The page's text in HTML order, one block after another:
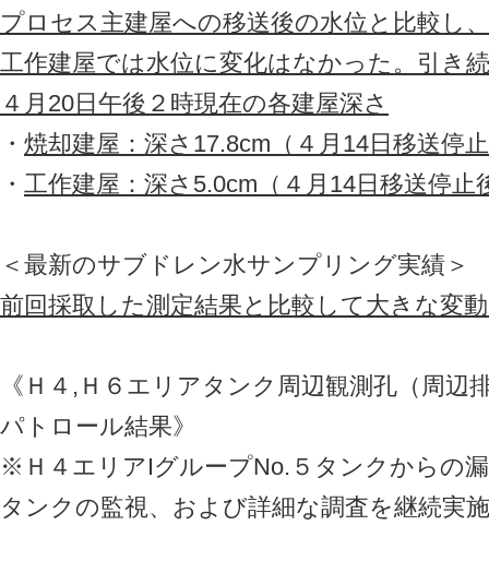
プロセス主建屋への移送後の水位と比較し
工作建屋では水位に変化はなかった。引き
４月20日午後２時現在の各建屋深さ
・ 焼却建屋：深さ17.8cm（４月14日移送停
・ 工作建屋：深さ5.0cm（４月14日移送停
＜最新のサブドレン水サンプリング実績＞
前回採取した測定結果と比較して大きな変
《Ｈ４,Ｈ６エリアタンク周辺観測孔（周辺
パトロール結果》
※Ｈ４エリアIグループNo.５タンクからの
タンクの監視、および詳細な調査を継続実